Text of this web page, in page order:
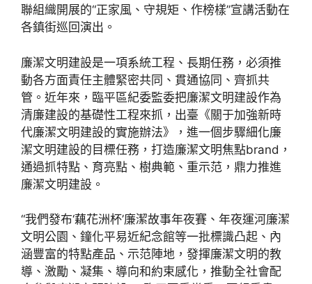
聯組織開展的“正家風、守規矩、作榜樣”宣講活動在
各鎮街巡回演出。
廉潔文明建設是一項系統工程、長期任務，必須推
動各方面責任主體緊密共同、貫通協同、齊抓共
管。近年來，臨平區紀委監委把廉潔文明建設作為
清廉建設的基礎性工程來抓，出臺《關于加強新時
代廉潔文明建設的實施辦法》，進一個步驟細化廉
潔文明建設的目標任務，打造廉潔文明焦點brand，
通過抓特點、育亮點、樹典範、重示范，鼎力推進
廉潔文明建設。
“我們發布‘藕花洲杯’廉潔故事年夜賽、年夜運河廉潔
文明公園、鐘化平易近紀念館等一批標識凸起、內
涵豐富的特點產品、示范陣地，發揮廉潔文明的教
導、激勵、凝集、導向和約束感化，推動全社會配